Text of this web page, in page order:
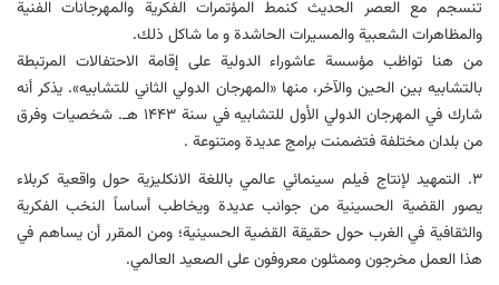
تنسجم مع العصر الحديث كنمط المؤتمرات الفكرية والمهرجانات الفنیة
والمظاهرات الشعبية والمسيرات الحاشدة و ما شاكل ذلك.
من هنا تواظب مؤسسة عاشوراء الدولیة علی إقامة الاحتفالات المرتبطة
بالتشابیه بین الحین والآخر، منها «المهرجان الدولي الثاني للتشابیه». یذكر أنه
شارك في المهرجان الدولي الأول للتشابیه في سنة ۱۴۴۳ هـ. شخصیات وفرق
من بلدان مختلفة فتضمنت برامج عدیدة ومتنوعة .
٣. التمهید لإنتاج فيلم سينمائي عالمي باللغة الانكليزية حول واقعية كربلاء
یصور القضیة الحسینیة من جوانب عدیدة ویخاطب أساساً النخب الفکریة
والثقافیة في الغرب حول حقیقة القضیة الحسینیة؛ ومن المقرر أن یساهم في
هذا العمل مخرجون وممثلون معروفون علی الصعید العالمي.